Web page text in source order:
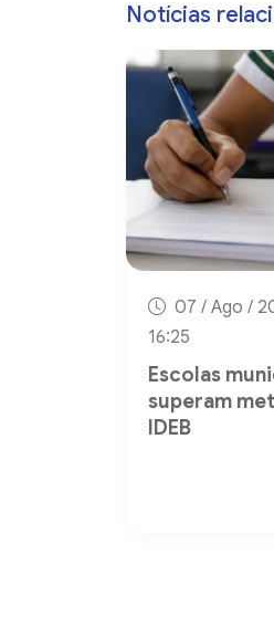
Notícias
07 / Ago /
16:25
Escolas
superam
IDEB